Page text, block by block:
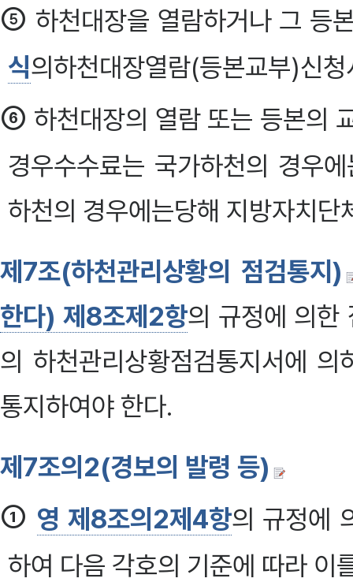
⑤ 하천대장을 열람하거나 그 등
식의하천대장열람(등본교부)신
⑥ 하천대장의 열람 또는 등본의
경우수수료는 국가하천의 경우
하천의 경우에는당해 지방자치
제7조(하천관리상황의 점검통지)
한다) 제8조제2항의 규정에 의한
의 하천관리상황점검통지서에
통지하여야 한다.
제7조의2(경보의 발령 등)
① 영 제8조의2제4항의 규정에
하여 다음 각호의 기준에 따라 이